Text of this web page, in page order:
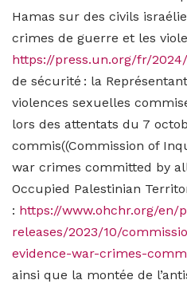
Hamas sur des civils
crimes de guerre et les
https://press.un.org/fr/2024/
de sécurité : la
violences sexuelles
lors des attentats du 7
commis((Commission of
war crimes committed by
Occupied Palestinian
: https://www.ohchr.org/en/
releases/2023/10/
evidence-war-crimes-
ainsi que la montée de